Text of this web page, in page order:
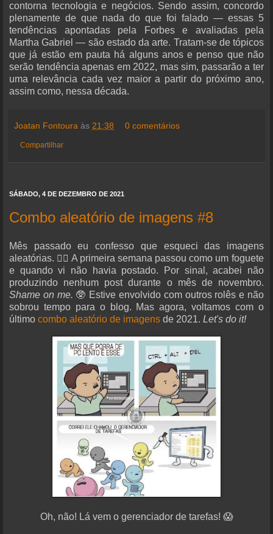
contorna tecnologia e negócios. Sendo assim, concordo
plenamente de que nada do que foi falado — essas 5
tendências apontadas pela Forbes e avaliadas pela
Martha Gabriel — são estado da arte. Tratam-se de tópicos
que já estão em pauta há alguns anos e penso que não
serão tendência apenas em 2022, mas sim, passarão a ter
uma relevância cada vez maior a partir do próximo ano,
assim como, nessa década.
Joatan Fontoura às 21:38 0 comentários
Compartilhar
SÁBADO, 4 DE DEZEMBRO DE 2021
Combo aleatório de imagens #8
Mês passado eu confesso que esqueci das imagens
aleatórias. 🤦‍♂️ A primeira semana passou como um foguete
e quando vi não havia postado. Por sinal, acabei não
produzindo nenhum post durante o mês de novembro.
Shame on me. 🥸 Estive envolvido com outros rolês e não
sobrou tempo para o blog. Mas agora, voltamos com o
último combo aleatório de imagens de 2021. Let's do it!
Oh, não! Lá vem o gerenciador de tarefas! 😱